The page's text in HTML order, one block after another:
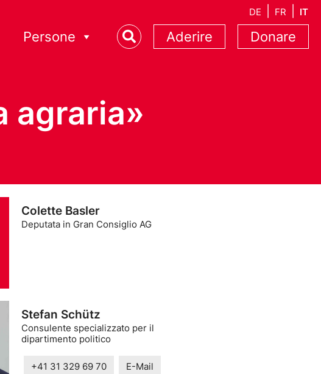
DE FR IT
Persone Aderire Donare
agraria»
Colette Basler
Deputata in Gran Consiglio AG
Stefan Schütz
Consulente specializzato per il
dipartimento politico
+41 31 329 69 70 E-Mail